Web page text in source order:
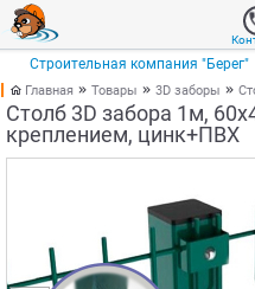
Строительная компания "Берег"
Главная Товары 3D заборы
Столб 3D забора 1м,
креплением, цинк+ПВХ